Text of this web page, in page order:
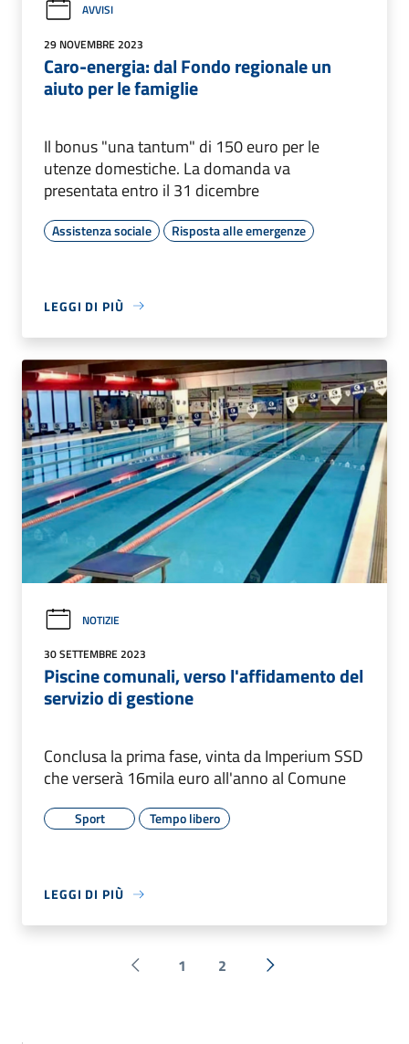
AVVISI
29 NOVEMBRE 2023
Caro-energia: dal Fondo regionale un
aiuto per le famiglie
Il bonus "una tantum" di 150 euro per le
utenze domestiche. La domanda va
presentata entro il 31 dicembre
Assistenza sociale Risposta alle emergenze
LEGGI DI PIÙ
NOTIZIE
30 SETTEMBRE 2023
Piscine comunali, verso l'affidamento del
servizio di gestione
Conclusa la prima fase, vinta da Imperium SSD
che verserà 16mila euro all'anno al Comune
Sport Tempo libero
LEGGI DI PIÙ
Pagina precedente
1 2 Successiva »